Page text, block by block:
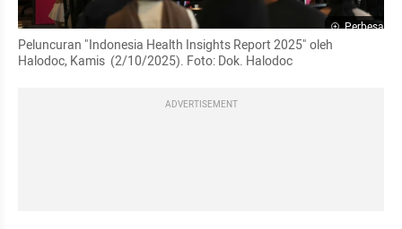
Perbesar
Peluncuran "Indonesia Health Insights Report 2025" oleh
Halodoc, Kamis  (2/10/2025). Foto: Dok. Halodoc
ADVERTISEMENT